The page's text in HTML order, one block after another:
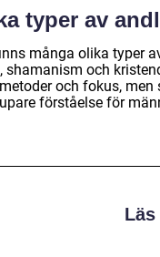
typer av
många olika typer
shamanism och
och fokus,
förståelse för